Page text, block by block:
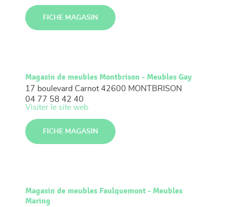
FICHE MAGASIN
Magasin de meubles Montbrison - Meubles Gay
17 boulevard Carnot42600 MONTBRISON
04 77 58 42 40
Visiter le site web
FICHE MAGASIN
Magasin de meubles Faulquemont - Meubles
Maring